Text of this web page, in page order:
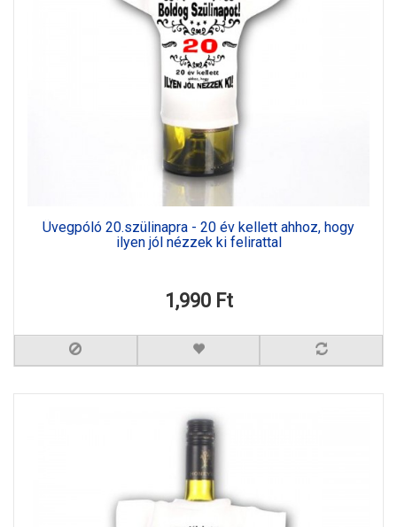
Üvegpóló 20.szülinapra - 20 év kellett ahhoz, hogy
ilyen jól nézzek ki felirattal
1,990 Ft